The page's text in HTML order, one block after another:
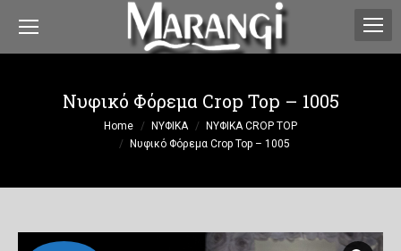
Νυφικό Φόρεμα Crop Top – 1005
Home ΝΥΦΙΚΑ
ΝΥΦΙΚΑ CROP TOP
Νυφικό Φόρεμα Crop Top – 1005